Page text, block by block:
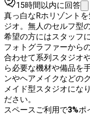
15時間以内に回答
真っ白なRホリゾント
ジオ。無人のセルフ型
希望の方にはスタッフ
フォトグラファーから
合わせて系列スタジオ
ら必要な機材や備品を
ンやヘアメイクなどの
メイド型スタジオにな
ださい。
スペースご利用で3%ポ